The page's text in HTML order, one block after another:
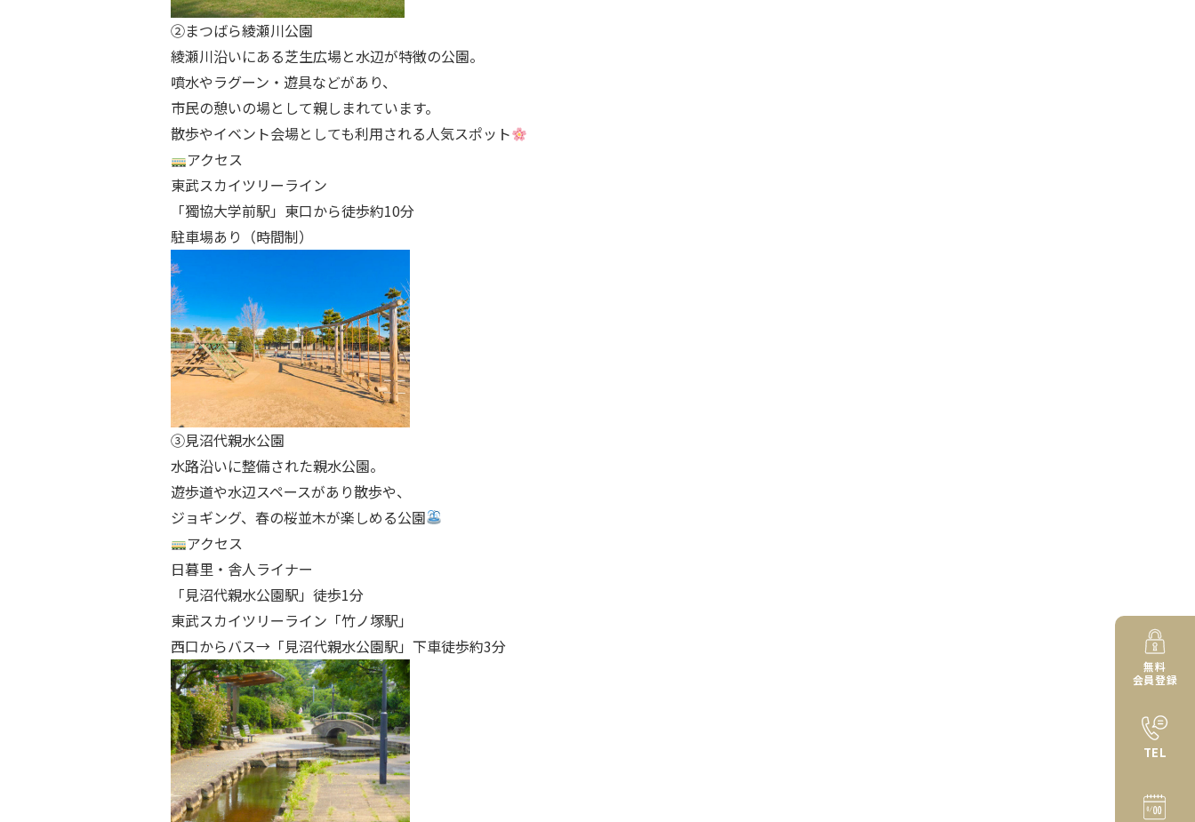
②まつばら綾瀬川公園
綾瀬川沿いにある芝生広場と水辺が特徴の公園。
噴水やラグーン・遊具などがあり、
市民の憩いの場として親しまれています。
散歩やイベント会場としても利用される人気スポット
アクセス
東武スカイツリーライン
「獨協大学前駅」東口から徒歩約10分
駐車場あり（時間制）
③見沼代親水公園
水路沿いに整備された親水公園。
遊歩道や水辺スペースがあり散歩や、
ジョギング、春の桜並木が楽しめる公園
アクセス
日暮里・舎人ライナー
「見沼代親水公園駅」徒歩1分
東武スカイツリーライン「竹ノ塚駅」
西口からバス→「見沼代親水公園駅」下車徒歩約3分
無料
会員登録
TEL